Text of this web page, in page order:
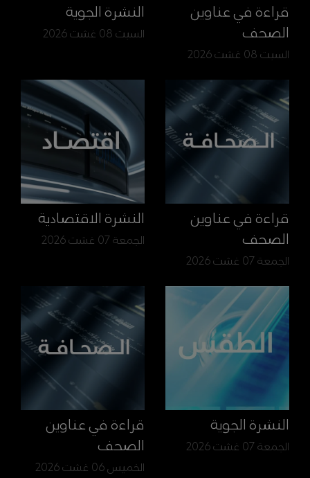
قراءة في عناوين
الصحف
السبت 08 غشت 2026
النشرة الجوية
السبت 08 غشت 2026
قراءة في عناوين
الصحف
الجمعة 07 غشت 2026
النشرة الاقتصادية
الجمعة 07 غشت 2026
النشرة الجوية
الجمعة 07 غشت 2026
قراءة في عناوين
الصحف
الخميس 06 غشت 2026